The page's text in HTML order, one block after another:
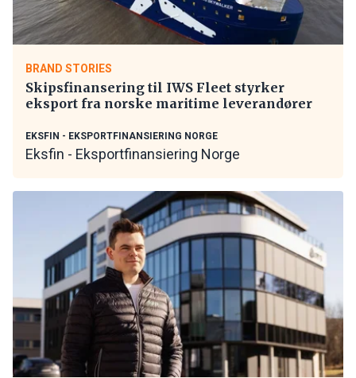
BRAND STORIES
Skipsfinansering til IWS Fleet styrker
eksport fra norske maritime leverandører
EKSFIN - EKSPORTFINANSIERING NORGE
Eksfin - Eksportfinansiering Norge